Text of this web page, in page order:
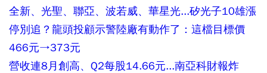
全新、光聖、聯亞、波若威、華星光...矽光子10雄漲
停別追？龍頭投顧示警陸廠有動作了：這檔目標價
466元→373元
營收連8月創高、Q2每股14.66元...南亞科財報炸